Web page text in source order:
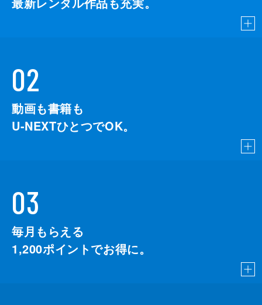
02
動画も書籍も
U-NEXTひとつでOK。
03
毎月もらえる
1,200ポイントでお得に。